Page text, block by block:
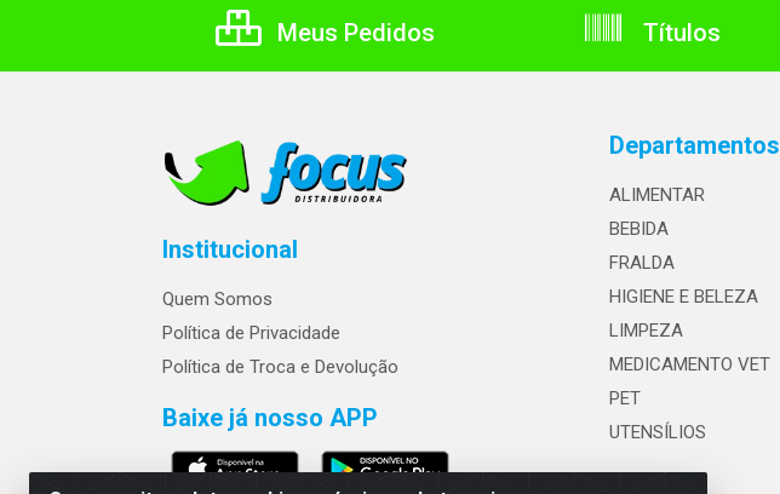
Meus Pedidos Títulos
Institucional
Quem Somos
Política de Privacidade
Política de Troca e Devolução
Baixe já nosso APP
Departamentos
ALIMENTAR
BEBIDA
FRALDA
HIGIENE E BELEZA
LIMPEZA
MEDICAMENTO VET
PET
UTENSÍLIOS